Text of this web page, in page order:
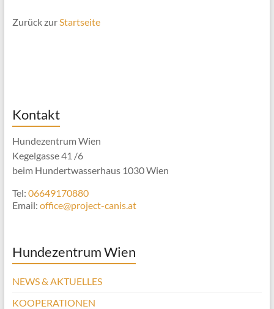
Zurück zurStartseite
Kontakt
Hundezentrum Wien
Kegelgasse 41 /6
beim Hundertwasserhaus 1030 Wien
Tel: 06649170880
Email: office@project-canis.at
Hundezentrum Wien
NEWS & AKTUELLES
KOOPERATIONEN